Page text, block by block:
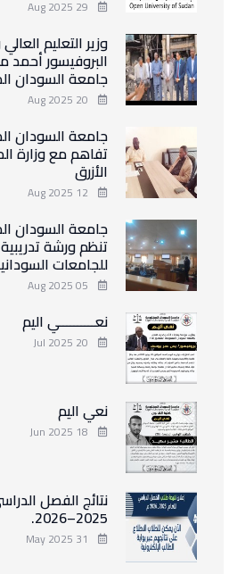
وزير التعليم
البروفيسور
جامعة السودان
جامعة السودان
تفاهم مع وزارة
الأزرق
جامعة السودان
تنظم ورشة
للجامعات
نعــــــــــي اليم
نعي اليم
نتائج الفصل
2025–2026.